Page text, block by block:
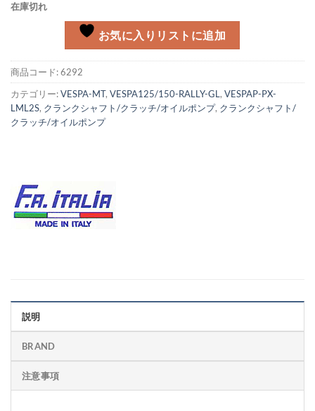
在庫切れ
お気に入りリストに追加
商品コード:6292
カテゴリー:VESPA-MT, VESPA125/150-RALLY-GL , VESPAP-PX-
LML2S, クランクシャフト/クラッチ/オイルポンプ, クランクシャフト/
クラッチ/オイルポンプ
説明
BRAND
注意事項